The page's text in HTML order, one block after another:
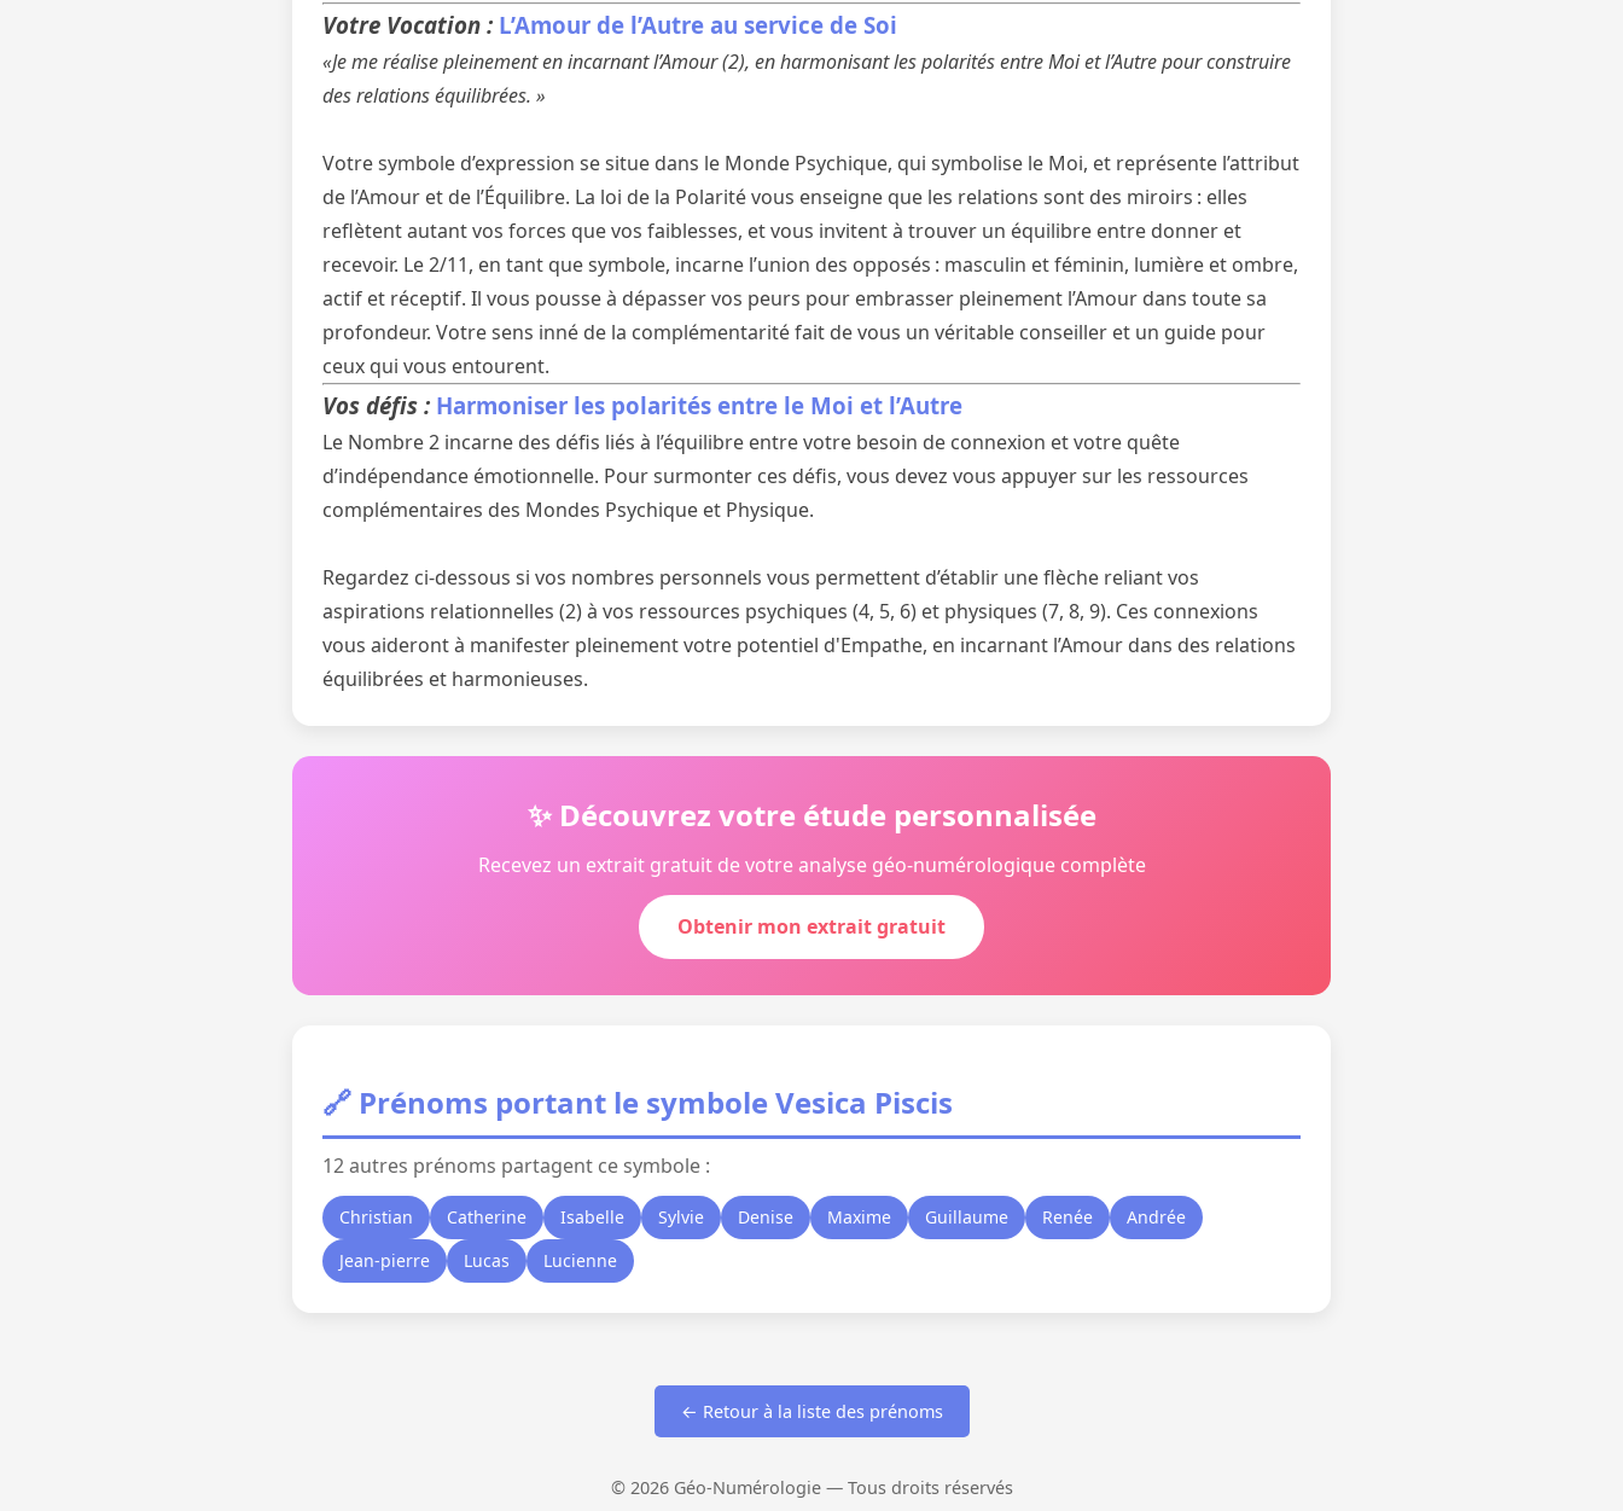
Votre Vocation : L’Amour de l’Autre au service de Soi
«Je me réalise pleinement en incarnant l’Amour (2), en harmonisant les polarités entre Moi et l’Autre pour construire
des relations équilibrées. »
Votre symbole d’expression se situe dans le Monde Psychique, qui symbolise le Moi, et représente l’attribut
de l’Amour et de l’Équilibre. La loi de la Polarité vous enseigne que les relations sont des miroirs : elles
reflètent autant vos forces que vos faiblesses, et vous invitent à trouver un équilibre entre donner et
recevoir. Le 2/11, en tant que symbole, incarne l’union des opposés : masculin et féminin, lumière et ombre,
actif et réceptif. Il vous pousse à dépasser vos peurs pour embrasser pleinement l’Amour dans toute sa
profondeur. Votre sens inné de la complémentarité fait de vous un véritable conseiller et un guide pour
ceux qui vous entourent.
Vos défis : Harmoniser les polarités entre le Moi et l’Autre
Le Nombre 2 incarne des défis liés à l’équilibre entre votre besoin de connexion et votre quête
d’indépendance émotionnelle. Pour surmonter ces défis, vous devez vous appuyer sur les ressources
complémentaires des Mondes Psychique et Physique.
Regardez ci-dessous si vos nombres personnels vous permettent d’établir une flèche reliant vos
aspirations relationnelles (2) à vos ressources psychiques (4, 5, 6) et physiques (7, 8, 9). Ces connexions
vous aideront à manifester pleinement votre potentiel d'Empathe, en incarnant l’Amour dans des relations
équilibrées et harmonieuses.
✨ Découvrez votre étude personnalisée
Recevez un extrait gratuit de votre analyse géo-numérologique complète
Obtenir mon extrait gratuit
🔗 Prénoms portant le symbole Vesica Piscis
12 autres prénoms partagent ce symbole :
Christian Catherine Isabelle Sylvie Denise Maxime Guillaume Renée
Andrée
Jean-pierre
Lucas Lucienne
← Retour à la liste des prénoms
© 2026 Géo-Numérologie — Tous droits réservés